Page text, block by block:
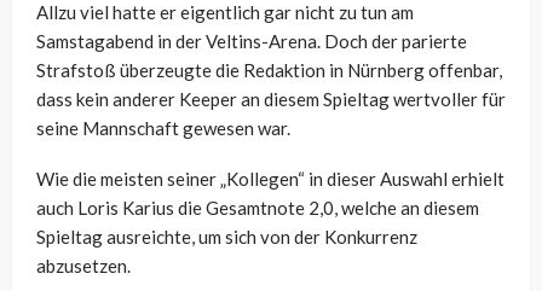
Allzu viel hatte er eigentlich gar nicht zu tun am
Samstagabend in der Veltins-Arena. Doch der parierte
Strafstoß überzeugte die Redaktion in Nürnberg offenbar,
dass kein anderer Keeper an diesem Spieltag wertvoller für
seine Mannschaft gewesen war.
Wie die meisten seiner „Kollegen“ in dieser Auswahl erhielt
auch Loris Karius die Gesamtnote 2,0, welche an diesem
Spieltag ausreichte, um sich von der Konkurrenz
abzusetzen.